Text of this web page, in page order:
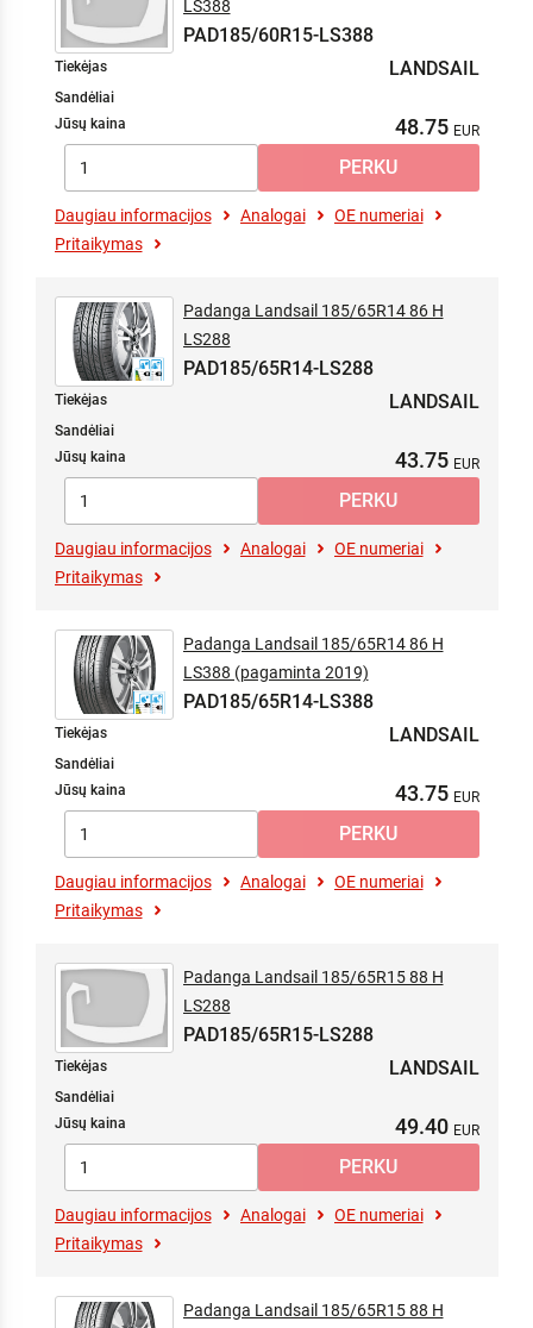
LS388
PAD185/60R15-LS388
Tiekėjas LANDSAIL
Sandėliai
Jūsų kaina
48.75
Daugiau informacijos Analogai
OE numeriai
Pritaikymas
Padanga Landsail 185/65R14 86 H
LS288
PAD185/65R14-LS288
Tiekėjas LANDSAIL
Sandėliai
Jūsų kaina
43.75
Daugiau informacijos Analogai
OE numeriai
Pritaikymas
Padanga Landsail 185/65R14 86 H
LS388 (pagaminta 2019)
PAD185/65R14-LS388
Tiekėjas LANDSAIL
Sandėliai
Jūsų kaina
43.75
Daugiau informacijos Analogai
OE numeriai
Pritaikymas
Padanga Landsail 185/65R15 88 H
LS288
PAD185/65R15-LS288
Tiekėjas LANDSAIL
Sandėliai
Jūsų kaina
49.40
Daugiau informacijos Analogai
OE numeriai
Pritaikymas
Padanga Landsail 185/65R15 88 H